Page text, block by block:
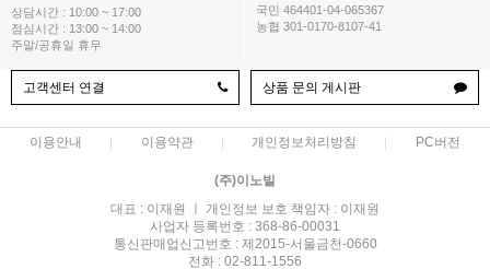
상담시간 : 10:00 ~ 17:00
점심시간 : 13:00 ~ 14:00
주말/공휴일 휴무
국민 464401-04-065367
농협 301-0170-8107-41
고객센터 연결 상품 문의 게시판
이용안내 이용약관 개인정보처리방침 PC버전
(주)이노빌
대표 : 이재원 ㅣ 개인정보 보호 책임자 : 이재원
사업자 등록번호 : 368-86-00031
통신판매업신고번호 : 제2015-서울금천-0660
전화 : 02-811-1556